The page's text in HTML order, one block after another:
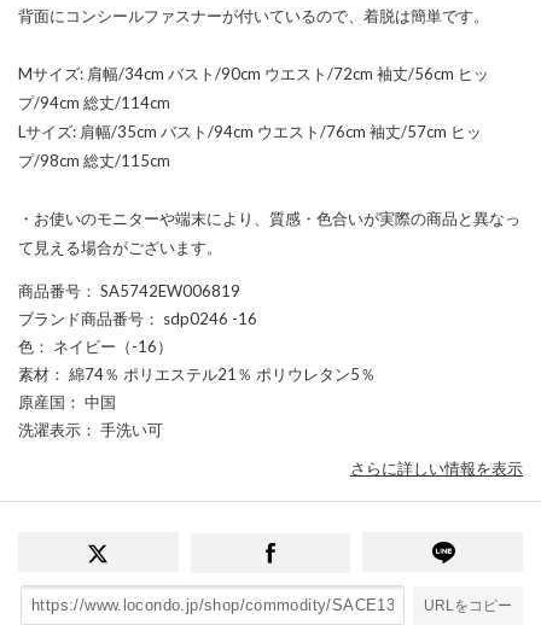
背面にコンシールファスナーが付いているので、着脱は簡単です。
Mサイズ: 肩幅/34cm バスト/90cm ウエスト/72cm 袖丈/56cm ヒッ
プ/94cm 総丈/114cm
Lサイズ: 肩幅/35cm バスト/94cm ウエスト/76cm 袖丈/57cm ヒッ
プ/98cm 総丈/115cm
・お使いのモニターや端末により、質感・色合いが実際の商品と異なっ
て見える場合がございます。
商品番号 ： SA5742EW006819
ブランド商品番号 ： sdp0246 -16
色 ： ネイビー（-16）
素材 ： 綿74％ ポリエステル21％ ポリウレタン5％
原産国 ： 中国
洗濯表示 ： 手洗い可
さらに詳しい情報を表示
URLをコピー